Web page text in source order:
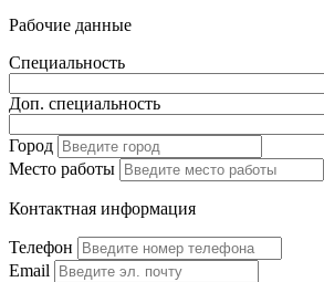
Рабочие данные
Специальность
Доп. специальность
Город
Место работы
Контактная информация
Телефон
Email